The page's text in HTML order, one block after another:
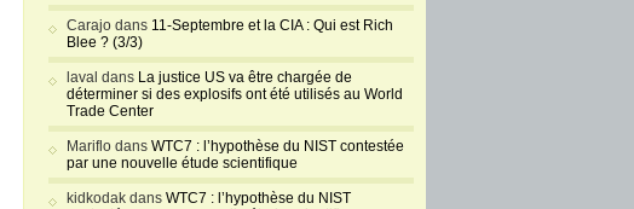
Carajo dans 11-Septembre et la CIA : Qui est Rich
Blee ? (3/3)
laval dans La justice US va être chargée de
déterminer si des explosifs ont été utilisés au World
Trade Center
Mariflo dans WTC7 : l’hypothèse du NIST contestée
par une nouvelle étude scientifique
kidkodak dans WTC7 : l’hypothèse du NIST